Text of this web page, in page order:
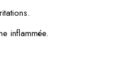
inflammée.